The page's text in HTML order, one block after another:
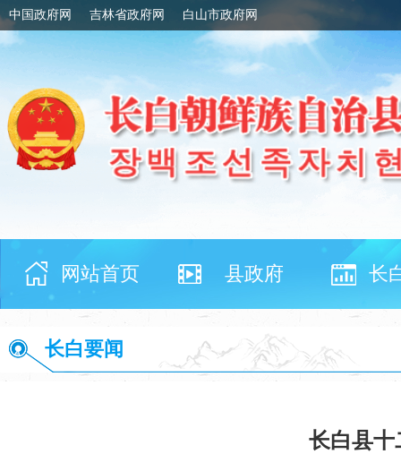
中国政府网 吉林省政府网 白山市政府网
网站首页 县政府 长
长白要闻
长白县十